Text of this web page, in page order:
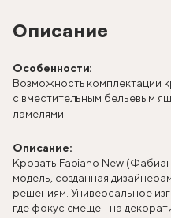
Описание
Особенности:
Возможность комплектации
с вместительным бельевым
ламелями.
Описание:
Кровать Fabiano New
модель, созданная
решениям. Универсальное
где фокус смещен на